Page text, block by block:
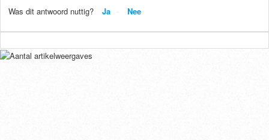
Was dit antwoord nuttig? Ja Nee